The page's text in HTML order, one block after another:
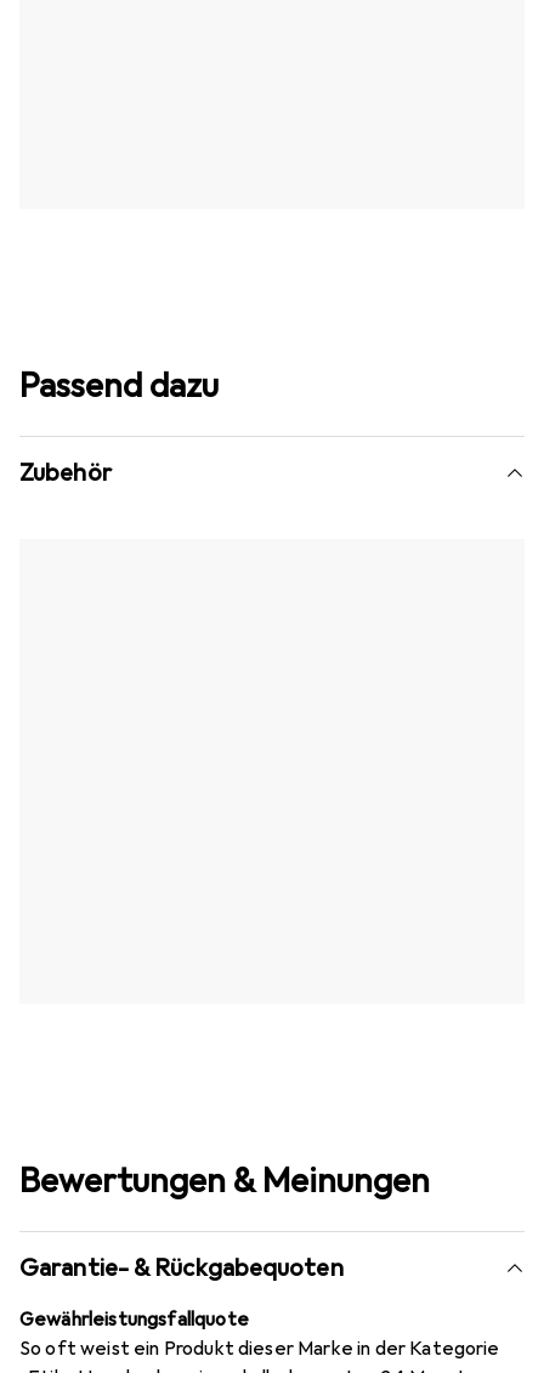
Passend dazu
Zubehör
Bewertungen & Meinungen
Garantie- & Rückgabequoten
Gewährleistungsfallquote
So oft weist ein Produkt dieser Marke in der Kategorie